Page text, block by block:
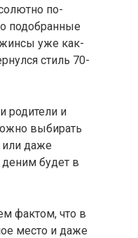
по-
подобранные
уже как-
стиль 70-
родители и
выбирать
или даже
будет в
фактом, что в
место и даже